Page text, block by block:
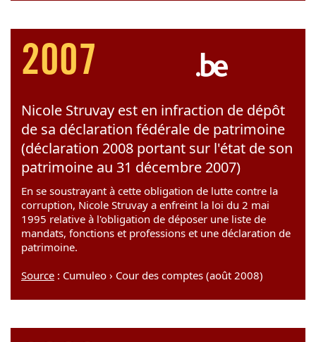
2007
Nicole Struvay est en infraction de dépôt
de sa déclaration fédérale de patrimoine
(déclaration 2008 portant sur l'état de son
patrimoine au 31 décembre 2007)
En se soustrayant à cette obligation de lutte contre la
corruption, Nicole Struvay a enfreint la loi du 2 mai
1995 relative à l'obligation de déposer une liste de
mandats, fonctions et professions et une déclaration de
patrimoine.
Source : Cumuleo › Cour des comptes (août 2008)